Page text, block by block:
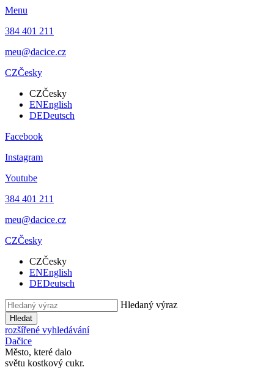
Menu
384 401 211
meu@dacice.cz
CZČesky
CZČesky
ENEnglish
DEDeutsch
Facebook
Instagram
Youtube
384 401 211
meu@dacice.cz
CZČesky
CZČesky
ENEnglish
DEDeutsch
Hledaný výraz
Hledat
rozšířené vyhledávání
Dačice
Město, které dalo
světu kostkový cukr.